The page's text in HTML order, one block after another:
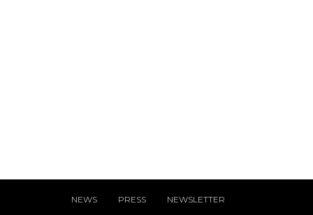
NEWS PRESS NEWSLETTER